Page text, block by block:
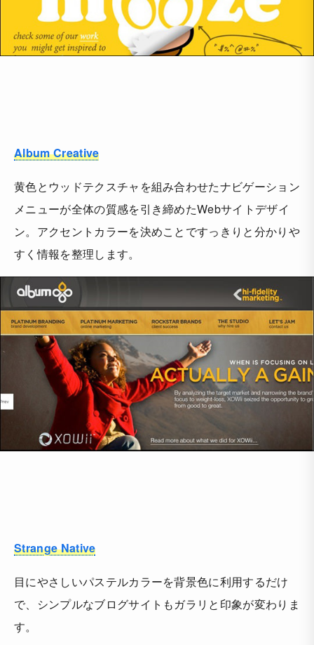
Album Creative
黄色とウッドテクスチャを組み合わせたナビゲーション
メニューが全体の質感を引き締めたWebサイトデザイ
ン。アクセントカラーを決めことですっきりと分かりや
すく情報を整理します。
Strange Native
目にやさしいパステルカラーを背景色に利用するだけ
で、シンプルなブログサイトもガラリと印象が変わりま
す。